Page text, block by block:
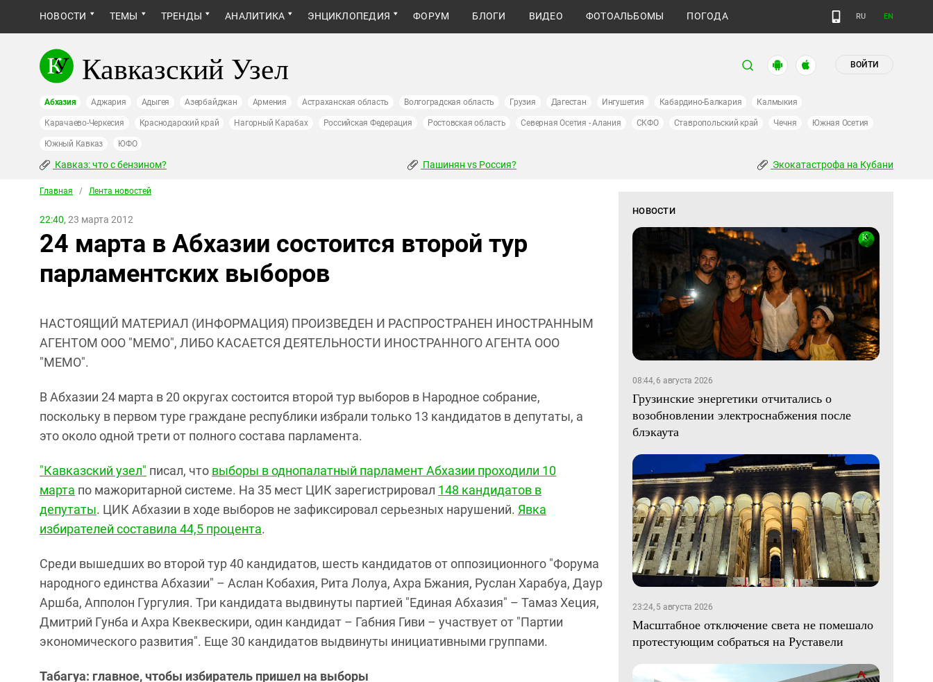
НОВОСТИ ТЕМЫ ТРЕНДЫ АНАЛИТИКА ЭНЦИКЛОПЕДИЯ ФОРУМ БЛОГИ ВИДЕО ФОТОАЛЬБОМЫ ПОГОДА RU EN
Кавказский Узел ВОЙТИ
Абхазия Аджария Адыгея Азербайджан Армения Астраханская область Волгоградская область Грузия Дагестан Ингушетия Кабардино-Балкария Калмыкия
Карачаево-Черкесия Краснодарский край Нагорный Карабах Российская Федерация Ростовская область Северная Осетия - Алания СКФО Ставропольский край Чечня Южная Осетия
Южный Кавказ ЮФО
Кавказ: что с бензином? Пашинян vs Россия? Экокатастрофа на Кубани
Главная / Лента новостей
22:40, 23 марта 2012
24 марта в Абхазии состоится второй тур
парламентских выборов
НАСТОЯЩИЙ МАТЕРИАЛ (ИНФОРМАЦИЯ) ПРОИЗВЕДЕН И РАСПРОСТРАНЕН ИНОСТРАННЫМ
АГЕНТОМ ООО "МЕМО", ЛИБО КАСАЕТСЯ ДЕЯТЕЛЬНОСТИ ИНОСТРАННОГО АГЕНТА ООО
"МЕМО".
В Абхазии 24 марта в 20 округах состоится второй тур выборов в Народное собрание,
поскольку в первом туре граждане республики избрали только 13 кандидатов в депутаты, а
это около одной трети от полного состава парламента.
"Кавказский узел" писал, что выборы в однопалатный парламент Абхазии проходили 10
марта по мажоритарной системе. На 35 мест ЦИК зарегистрировал 148 кандидатов в
депутаты. ЦИК Абхазии в ходе выборов не зафиксировал серьезных нарушений. Явка
избирателей составила 44,5 процента.
Среди вышедших во второй тур 40 кандидатов, шесть кандидатов от оппозиционного "Форума
народного единства Абхазии" – Аслан Кобахия, Рита Лолуа, Ахра Бжания, Руслан Харабуа, Даур
Аршба, Апполон Гургулия. Три кандидата выдвинуты партией "Единая Абхазия" – Тамаз Хеция,
Дмитрий Гунба и Ахра Квеквескири, один кандидат – Габния Гиви – участвует от "Партии
экономического развития". Еще 30 кандидатов выдвинуты инициативными группами.
Табагуа: главное, чтобы избиратель пришел на выборы
НОВОСТИ
08:44, 6 августа 2026
Грузинские энергетики отчитались о
возобновлении электроснабжения после
блэкаута
23:24, 5 августа 2026
Масштабное отключение света не помешало
протестующим собраться на Руставели